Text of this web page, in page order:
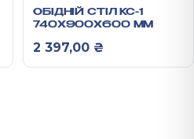
ОБІДНІЙ СТІЛ КС-1
740Х900Х600 ММ
2 397,00 ₴